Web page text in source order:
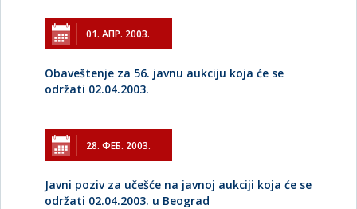
01. АПР. 2003.
Obaveštenje za 56. javnu aukciju koja će se
održati 02.04.2003.
28. ФЕБ. 2003.
Javni poziv za učešće na javnoj aukciji koja će se
održati 02.04.2003. u Beograd